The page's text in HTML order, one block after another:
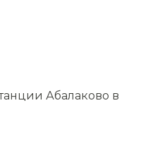
Абалаково в